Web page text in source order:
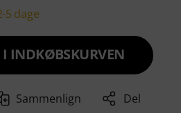
5 dage
I INDKØBSKURVEN
Sammenlign Del